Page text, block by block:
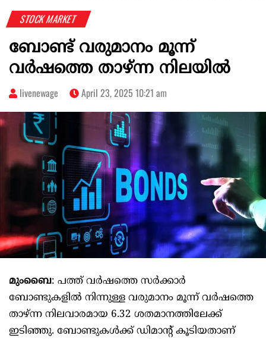
STOCK MARKET
ബോണ്ട്‌ വരുമാനം മൂന്ന്‌
വര്‍ഷത്തെ താഴ്‌ന്ന നിലയില്‍
livenewage April 23, 2025 10:21 am
മുംബൈ: പത്ത്‌ വര്‍ഷത്തെ സര്‍ക്കാര്‍
ബോണ്ടുകളില്‍ നിന്നുള്ള വരുമാനം മൂന്ന്‌ വര്‍ഷത്തെ
താഴ്‌ന്ന നിലവാരമായ 6.32 ശതമാനത്തിലേക്ക്‌
ഇടിഞ്ഞു. ബോണ്ടുകള്‍ക്ക്‌ ഡിമാന്റ്‌ കൂടിയതാണ്‌